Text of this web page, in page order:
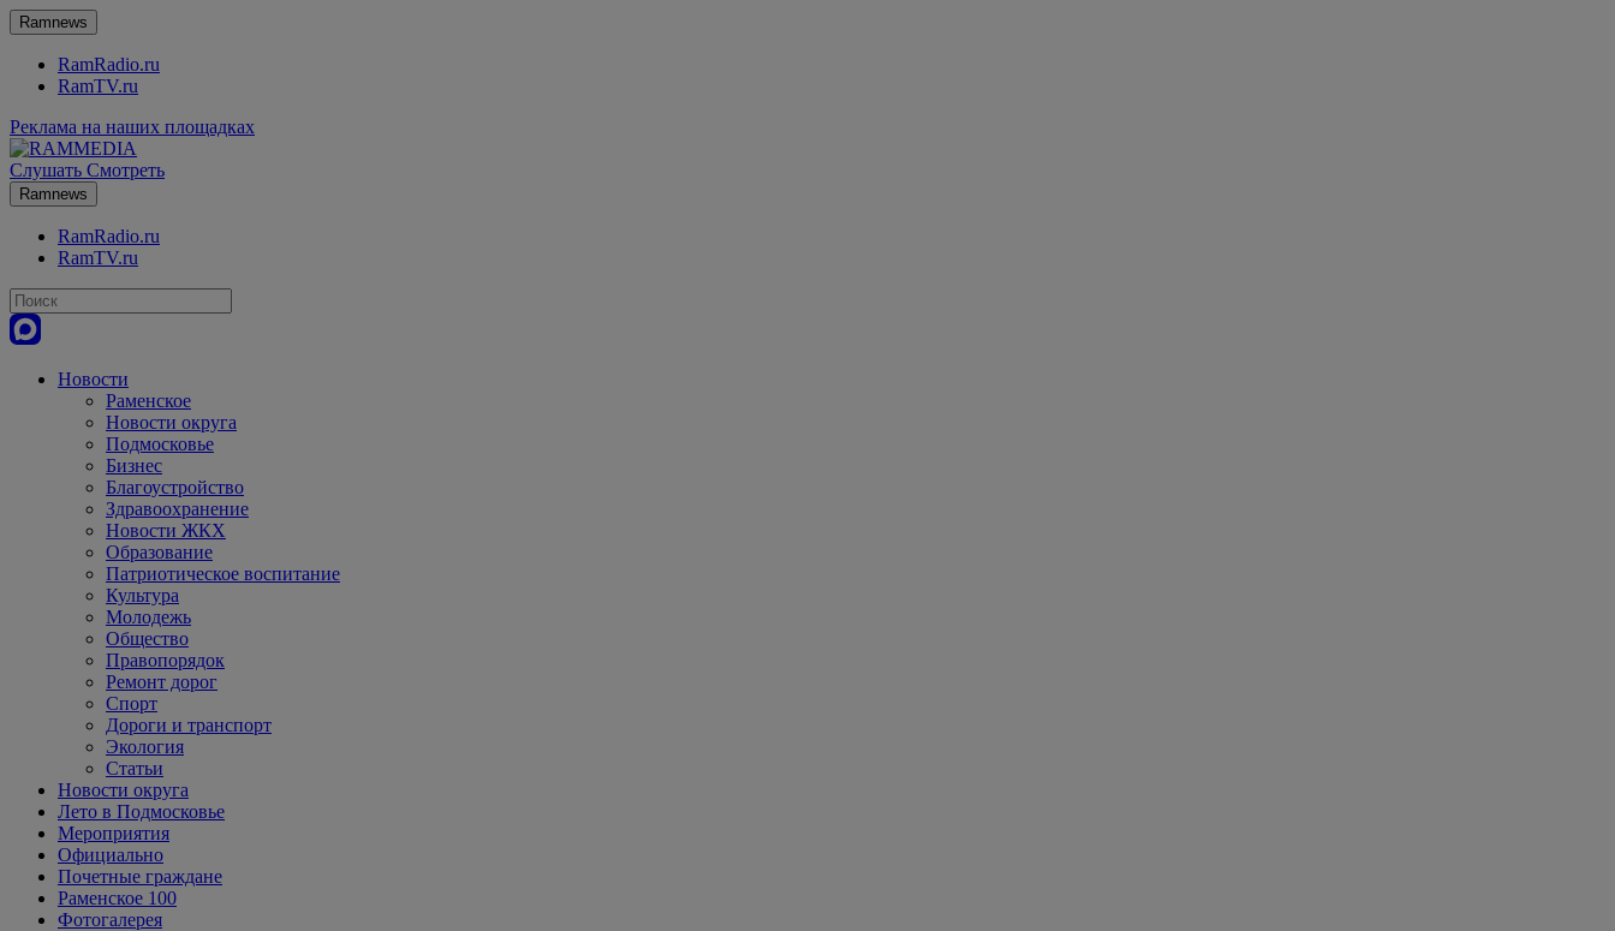
Ramnews
RamRadio.ru
RamTV.ru
Реклама на наших площадках
Слушать Смотреть
Ramnews
RamRadio.ru
RamTV.ru
Новости
Раменское
Новости округа
Подмосковье
Бизнес
Благоустройство
Здравоохранение
Новости ЖКХ
Образование
Патриотическое воспитание
Культура
Молодежь
Общество
Правопорядок
Ремонт дорог
Спорт
Дороги и транспорт
Экология
Статьи
Новости округа
Лето в Подмосковье
Мероприятия
Официально
Почетные граждане
Раменское 100
Фотогалерея